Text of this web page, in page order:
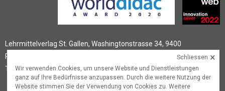
Lehrmittelverlag St. Gallen, Washingtonstrasse 34, 9400
Rorschach
T
+41 (0)58 228 76 90,schulsportplaner@lehrmittelverlag.ch
Schliessen ×
Wir verwenden Cookies, um unsere Website und Dienstleistungen
ganz auf Ihre Bedürfnisse anzupassen. Durch die weitere Nutzung der
Website stimmen Sie der Verwendung von Cookies zu. Weitere